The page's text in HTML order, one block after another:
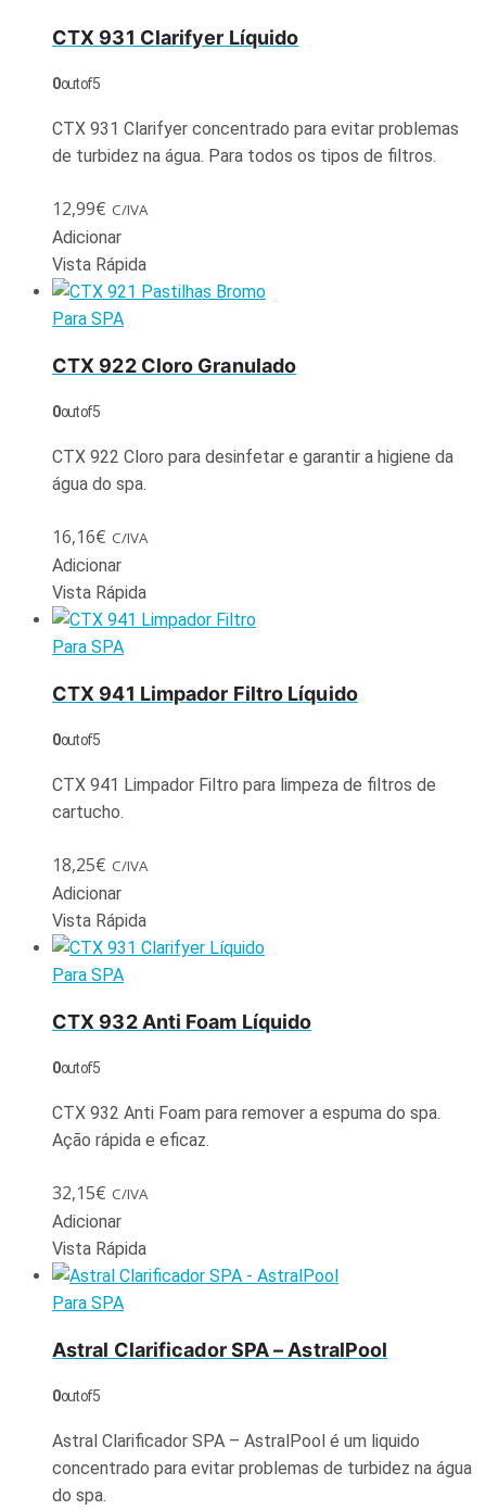
CTX 931 Clarifyer Líquido
0out of 5
CTX 931 Clarifyer concentrado para evitar problemas
de turbidez na água. Para todos os tipos de filtros.
12,99€ C/IVA
Adicionar
Vista Rápida
Para SPA
CTX 922 Cloro Granulado
0out of 5
CTX 922 Cloro para desinfetar e garantir a higiene da
água do spa.
16,16€ C/IVA
Adicionar
Vista Rápida
Para SPA
CTX 941 Limpador Filtro Líquido
0out of 5
CTX 941 Limpador Filtro para limpeza de filtros de
cartucho.
18,25€ C/IVA
Adicionar
Vista Rápida
Para SPA
CTX 932 Anti Foam Líquido
0out of 5
CTX 932 Anti Foam para remover a espuma do spa.
Ação rápida e eficaz.
32,15€ C/IVA
Adicionar
Vista Rápida
Para SPA
Astral Clarificador SPA – AstralPool
0out of 5
Astral Clarificador SPA – AstralPool é um liquido
concentrado para evitar problemas de turbidez na água
do spa.